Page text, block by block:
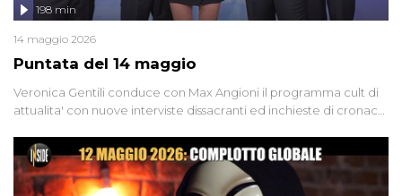
Puntata del 14 maggio
198 min
14 maggio 2026
Veronica Gentili conduce con Max Angioni il programma cult di
attualita' con nuove interviste dissacranti ed inchieste di cronaca